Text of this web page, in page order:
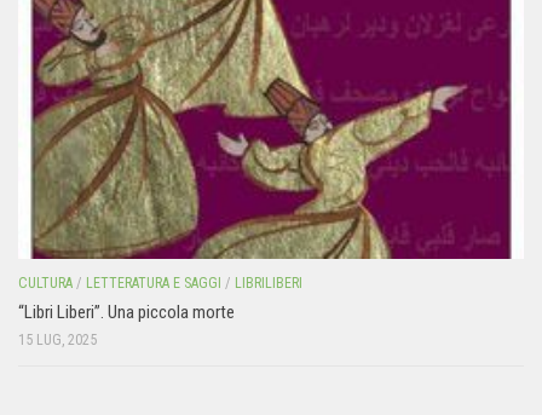
CULTURA / LETTERATURA E SAGGI / LIBRILIBERI
“Libri Liberi”. Una piccola morte
15 LUG, 2025